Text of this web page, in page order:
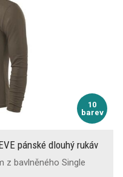
10
barev
pánské dlouhý rukáv
z bavlněného Single